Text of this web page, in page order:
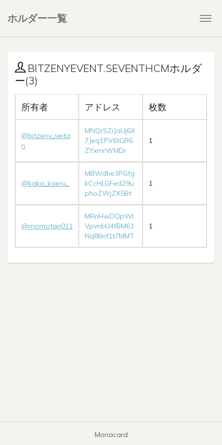
ホルダー一覧
BITZENYEVENT.SEVENTHCMホルダ
ー(3)
所有者 アドレス 枚数
@bitzeny_seita
n
MNQrSZiJaUj6X
7Jeq1PV6tGR6
ZYxmrWMDr
1
@kaka_kaeru_
MBWdhe3PGfg
kCcHLGFed29u
phoZWjZX5Bt
1
@momotan011
MRnHwDQpWr
VpvnbU4fBM61
Nq86nf1t7MMT
1
Monacard